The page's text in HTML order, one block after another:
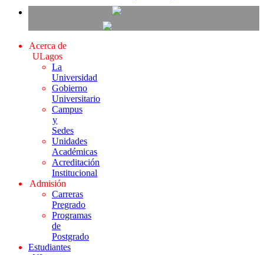
Acerca de
ULagos
La
Universidad
Gobierno
Universitario
Campus
y
Sedes
Unidades
Académicas
Acreditación
Institucional
Admisión
Carreras
Pregrado
Programas
de
Postgrado
Estudiantes